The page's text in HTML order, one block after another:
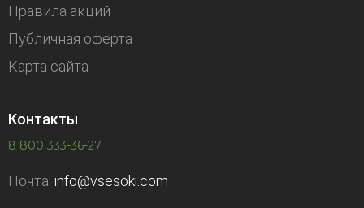
Правила акций
Публичная оферта
Карта сайта
Контакты
8 800 333-36-27
Почта: info@vsesoki.com